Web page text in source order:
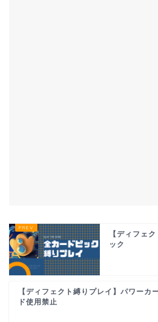
【ディフェ
ック
【ディフェクト縛りプレイ】パワーカ
ド使用禁止